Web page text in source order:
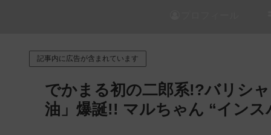
記事内に広告が含まれています
でかまる初の二郎系!?バリシ
油」爆誕!! マルちゃん “イン